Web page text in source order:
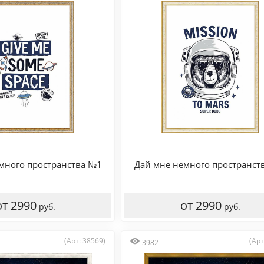
пространства №1
2990 руб.
Дай мне немного
от 2990 руб.
(Арт: 38569) 3982